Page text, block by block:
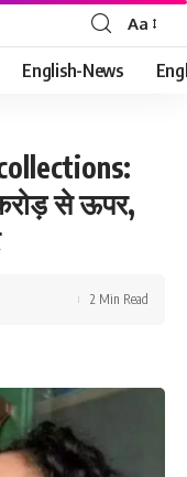
Font
Resizer
Aa
English-News
से ऊपर,
2 Min Read